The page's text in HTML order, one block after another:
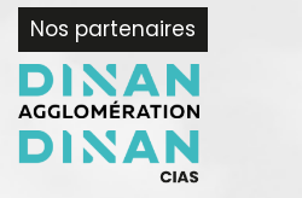
Nos partenaires